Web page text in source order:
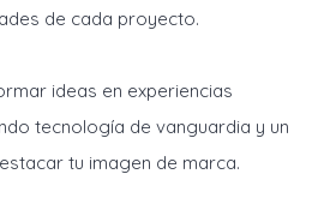
de cada proyecto.
ideas en experiencias
tecnología de vanguardia y un
tu imagen de marca.